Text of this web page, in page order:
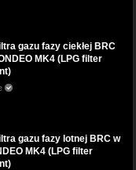
gazu fazy ciekłej BRC
MK4 (LPG filter
gazu fazy lotnej BRC w
MK4 (LPG filter